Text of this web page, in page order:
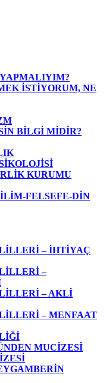
İSTİYORUM, NE
BİLGİ MİDİR?
KURUMU
FELSEFE-DİN
– İHTİYAÇ
–
– AKLİ
– MENFAAT
MUCİZESİ